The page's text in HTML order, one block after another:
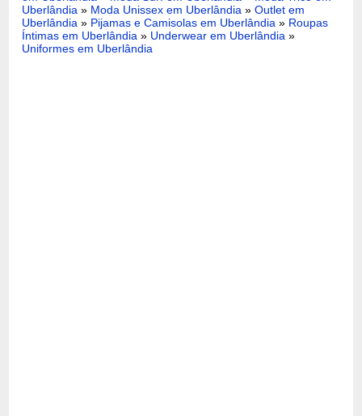
Uberlândia » Moda Unissex em Uberlândia »Outlet em
Uberlândia » Pijamas e Camisolas em Uberlândia » Roupas
Íntimas em Uberlândia » Underwear em Uberlândia »
Uniformes em Uberlândia